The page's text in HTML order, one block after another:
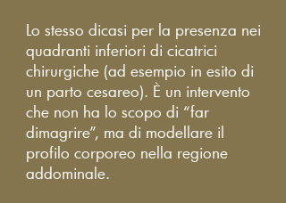
Lo stesso dicasi per la presenza nei
quadranti inferiori di cicatrici
chirurgiche (ad esempio in esito di
un parto cesareo). È un intervento
che non ha lo scopo di “far
dimagrire”, ma di modellare il
profilo corporeo nella regione
addominale.